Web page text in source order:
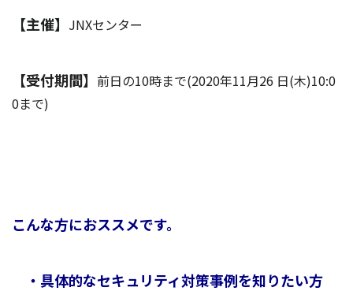
【主催】 JNXセンター
【受付期間】 前日の10時まで(2020年11月26 日(木)10:0
0まで)
こんな方におススメです。
・具体的なセキュリティ対策事例を知りたい方